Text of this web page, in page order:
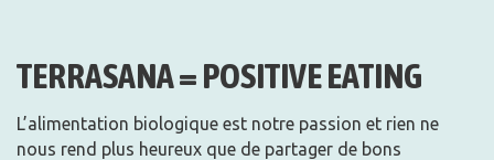
TERRASANA = POSITIVE EATING
L’alimentation biologique est notre passion et rien ne
nous rend plus heureux que de partager de bons